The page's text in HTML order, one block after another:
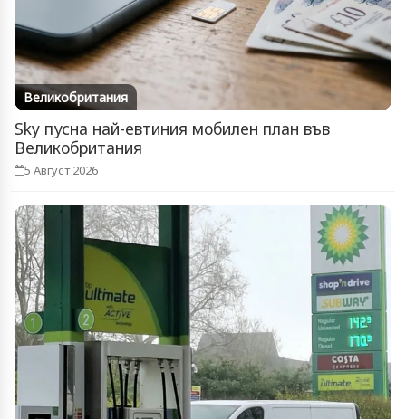
Великобритания
Sky пусна най-евтиния мобилен план във
Великобритания
5 Август 2026